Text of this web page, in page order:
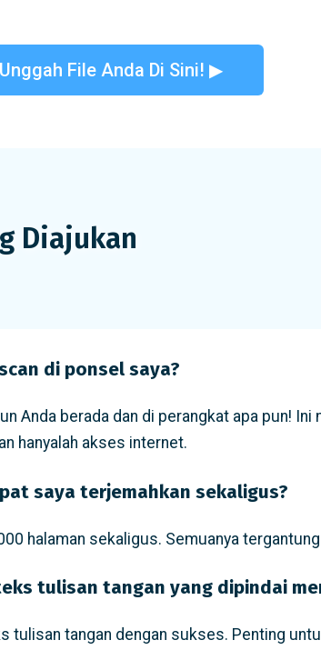
Unggah File Anda Di Sini! ▶
Diajukan
di ponsel saya?
Anda berada dan di perangkat apa pun! Ini
hanyalah akses internet.
saya terjemahkan sekaligus?
halaman sekaligus. Semuanya
tulisan tangan yang dipindai
tulisan tangan dengan sukses. Penting